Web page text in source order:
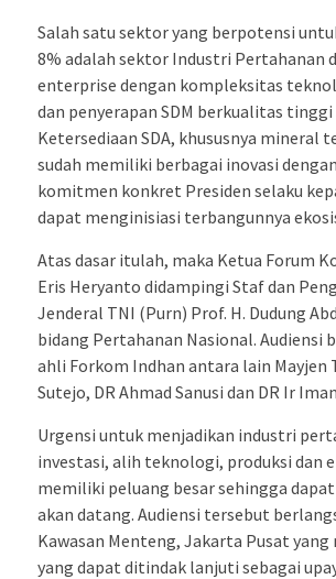
Salah satu sektor yang berpotensi
8% adalah sektor Industri Pertahanan
enterprise dengan kompleksitas
dan penyerapan SDM berkualitas
Ketersediaan SDA, khususnya mineral
sudah memiliki berbagai inovasi
komitmen konkret Presiden selaku
dapat menginisiasi terbangunnya
Atas dasar itulah, maka Ketua Forum
Eris Heryanto didampingi Staf dan
Jenderal TNI (Purn) Prof. H. Dudung
bidang Pertahanan Nasional. Audiensi
ahli Forkom Indhan antara lain Mayjen
Sutejo, DR Ahmad Sanusi dan DR Ir
Urgensi untuk menjadikan industri
investasi, alih teknologi, produksi dan
memiliki peluang besar sehingga
akan datang. Audiensi tersebut
Kawasan Menteng, Jakarta Pusat
yang dapat ditindak lanjuti sebagai